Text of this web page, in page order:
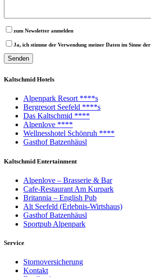
zum Newsletter anmelden
Ja, ich stimme der Verwendung meiner Daten im Sinne der
Kaltschmid Hotels
Alpenpark Resort ****s
Bergresort Seefeld ****s
Das Kaltschmid ****
Alpenlove ****
Wellnesshotel Schönruh ****
Gasthof Batzenhäusl
Kaltschmid Entertainment
Alpenlove – Brasserie & Bar
Cafe-Restaurant Am Kurpark
Britannia – English Pub
Alt Seefeld (Erlebnis-Wirtshaus)
Gasthof Batzenhäusl
Sportpub Alpenpark
Service
Stornoversicherung
Kontakt